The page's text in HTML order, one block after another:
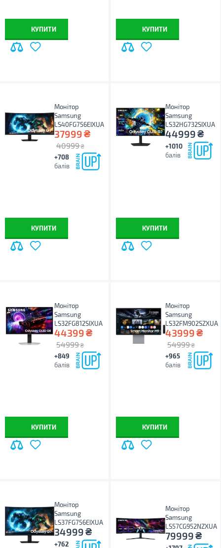
КУПИТИ КУПИТИ
Монітор
Samsung
LS40FG756EIXUA
37999₴
40999 ₴
+708
балів
КУПИТИ
Монітор
Samsung
LS32HG732SIXUA
44999₴
+1010
балів
КУПИТИ
Монітор
Samsung
LS32FG812SIXUA
44399₴
54999 ₴
+849
балів
КУПИТИ
Монітор
Samsung
LS32FM902SZXUA
43999₴
54999 ₴
+965
балів
КУПИТИ
Монітор
Samsung
LS37FG756EIXUA
34999₴
+762
Монітор
Samsung
LS57CG952NZXUA
79999₴